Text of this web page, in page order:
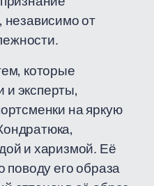
независимо от
которые
эксперты,
на яркую
и харизмой. Её
поводу его образа